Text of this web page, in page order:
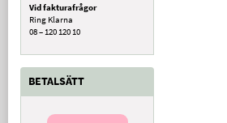
Vid fakturafrågor
Ring Klarna
08 – 120 120 10
BETALSÄTT